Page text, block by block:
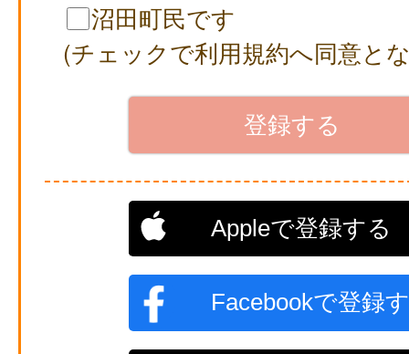
沼田町民です
(チェックで利用規約へ同意と
Appleで登録する
Facebookで登録